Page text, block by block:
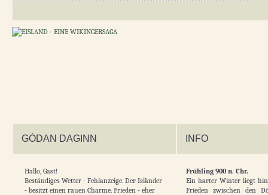
GÓDAN DAGINN INFO
Hallo, Gast!
Beständiges Wetter - Fehlanzeige. Der Isländer
- besitzt einen rauen Charme. Frieden - eher
Frühling 900 n. Chr.
Ein harter Winter liegt
Frieden zwischen den